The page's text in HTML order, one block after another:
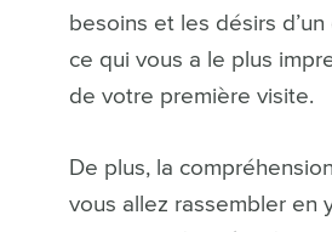
besoins et les désirs
ce qui vous a le plus
de votre première visite.
De plus, la
vous allez rassembler en